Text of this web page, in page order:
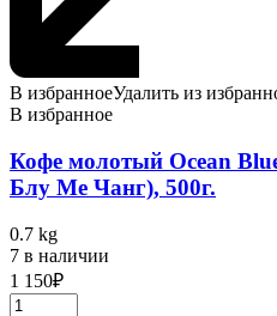
В избранноеУдалить из
В избранное
Кофе молотый Ocean
Блу Ме Чанг), 500г.
0.7 kg
7 в наличии
1 150₽